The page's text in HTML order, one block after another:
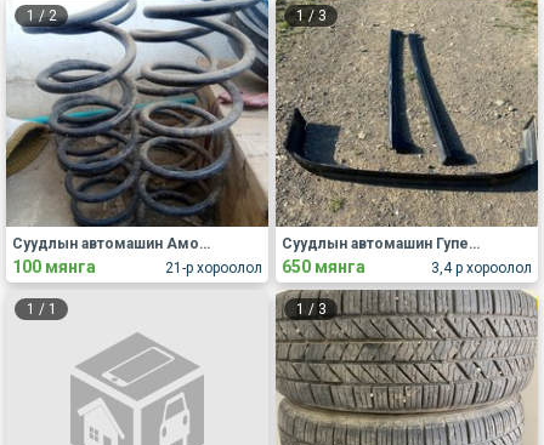
1/2
21-р хороолол
Суудлын автомашин Амортизатор пүрш
100 мянга
1/3
3,4 р хороолол
Суудлын автомашин Гупер, капот, хаалга, крылья
650 мянга
1 / 1 1 / 3